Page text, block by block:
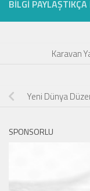
BILGI PAYLAŞTIKÇA
Karavan
Yeni Dünya
SPONSORLU